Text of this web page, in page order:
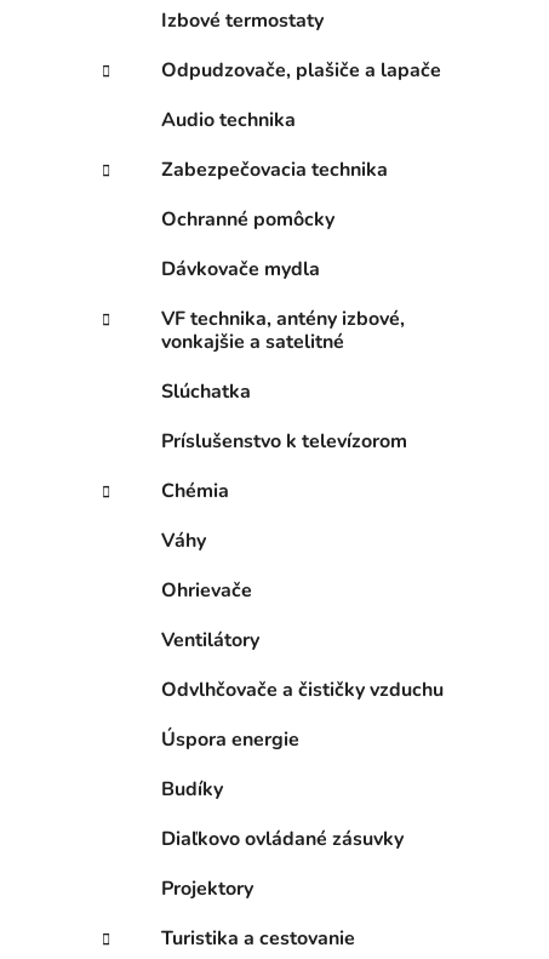
Izbové termostaty
Odpudzovače, plašiče a lapače
Audio technika
Zabezpečovacia technika
Ochranné pomôcky
Dávkovače mydla
VF technika, antény izbové,
vonkajšie a satelitné
Slúchatka
Príslušenstvo k televízorom
Chémia
Váhy
Ohrievače
Ventilátory
Odvlhčovače a čističky vzduchu
Úspora energie
Budíky
Diaľkovo ovládané zásuvky
Projektory
Turistika a cestovanie